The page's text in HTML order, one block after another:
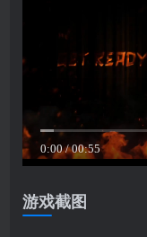
游戏截图